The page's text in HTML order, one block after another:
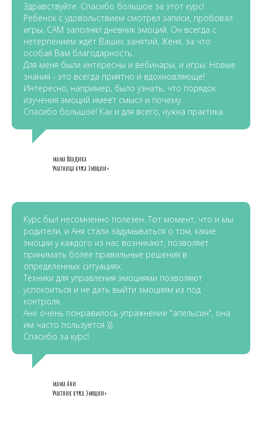
Здравствуйте. Спасибо большое за этот курс!
Ребёнок с удовольствием смотрел записи, пробовал
игры, САМ заполнял дневник эмоций. Он всегда с
нетерпением ждёт Ваших занятий, Женя, за что
особая Вам благодарность.
Для меня были интересны и вебинары, и игры. Новые
знания - это всегда приятно и вдохновляюще!
Интересно, например, было узнать, что порядок
изучения эмоций имеет смысл и почему.
Спасибо большое! Как и для всего, нужна практика.
мама Владика
Участница курса Эмоции+
Курс был несомненно полезен. Тот момент, что и мы
родители, и Аня стали задумываться о том, какие
эмоции у каждого из нас возникают, позволяет
принимать более правильные решения в
определенных ситуациях.
Техники для управления эмоциями позволяют
успокоиться и не дать выйти эмоциям из под
контроля.
Ане очень понравилось упражнение "апельсин", она
им часто пользуется ))).
Спасибо за курс!
мама Ани
Участник курса Эмоции+